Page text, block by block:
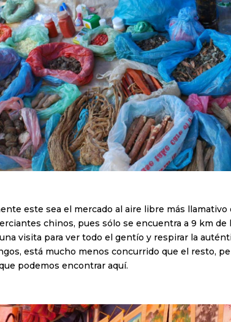
este sea el mercado al aire libre más
chinos, pues sólo se encuentra a 9 km
visita para ver todo el gentío y respirar la
está mucho menos concurrido que el resto,
podemos encontrar aquí.